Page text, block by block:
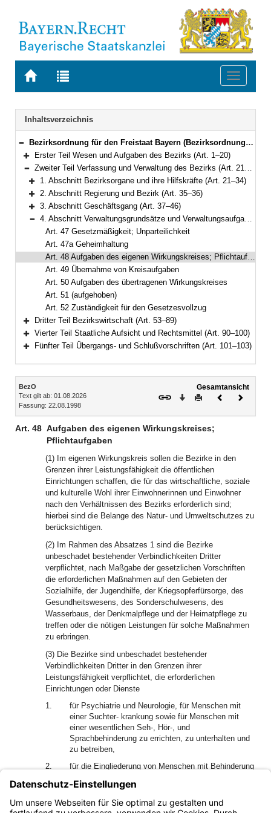
Zur
BAYERN.RECHT
Zur
letzten
Suche
Toggle
Navigation
Inhaltsverzeichnis
Bereich reduzieren
Bezirksordnung für den Freistaat Bayern (Bezirksordnung – BezO) in der Fassung der Bekanntmachung vom 22. August 1998 (GVBl. S. 850) BayRS 2020-4-2-I (Art. 1–103)
Bereich erweitern
Erster Teil Wesen und Aufgaben des Bezirks (Art. 1–20)
Bereich reduzieren
Zweiter Teil Verfassung und Verwaltung des Bezirks (Art. 21–52)
Bereich erweitern
1. Abschnitt Bezirksorgane und ihre Hilfskräfte (Art. 21–34)
Bereich erweitern
2. Abschnitt Regierung und Bezirk (Art. 35–36)
Bereich erweitern
3. Abschnitt Geschäftsgang (Art. 37–46)
Bereich reduzieren
4. Abschnitt Verwaltungsgrundsätze und Verwaltungsaufgaben (Art. 47–52)
Art. 47 Gesetzmäßigkeit; Unparteilichkeit
Art. 47a Geheimhaltung
Art. 48 Aufgaben des eigenen Wirkungskreises; Pflichtaufgaben
Art. 49 Übernahme von Kreisaufgaben
Art. 50 Aufgaben des übertragenen Wirkungskreises
Art. 51 (aufgehoben)
Art. 52 Zuständigkeit für den Gesetzesvollzug
Bereich erweitern
Dritter Teil Bezirkswirtschaft (Art. 53–89)
Bereich erweitern
Vierter Teil Staatliche Aufsicht und Rechtsmittel (Art. 90–100)
Fünfter Teil Übergangs- und Schlußvorschriften (Art. 101–103)
Inhalt
BezO
Text gilt ab: 01.08.2026
Fassung: 22.08.1998
Gesamtansicht
Download
DruckenVorheriges
Art. 48 Aufgaben des eigenen Wirkungskreises;
Pflichtaufgaben
(1) Im eigenen Wirkungskreis sollen die Bezirke in den
Grenzen ihrer Leistungsfähigkeit die öffentlichen
Einrichtungen schaffen, die für das wirtschaftliche, soziale
und kulturelle Wohl ihrer Einwohnerinnen und Einwohner
nach den Verhältnissen des Bezirks erforderlich sind;
hierbei sind die Belange des Natur- und Umweltschutzes zu
berücksichtigen.
(2) Im Rahmen des Absatzes 1 sind die Bezirke
unbeschadet bestehender Verbindlichkeiten Dritter
verpflichtet, nach Maßgabe der gesetzlichen Vorschriften
die erforderlichen Maßnahmen auf den Gebieten der
Sozialhilfe, der Jugendhilfe, der Kriegsopferfürsorge, des
Gesundheitswesens, des Sonderschulwesens, des
Wasserbaus, der Denkmalpflege und der Heimatpflege zu
treffen oder die nötigen Leistungen für solche Maßnahmen
zu erbringen.
(3) Die Bezirke sind unbeschadet bestehender
Verbindlichkeiten Dritter in den Grenzen ihrer
Leistungsfähigkeit verpflichtet, die erforderlichen
Einrichtungen oder Dienste
1.
für Psychiatrie und Neurologie, für Menschen mit
einer Suchter- krankung sowie für Menschen mit
einer wesentlichen Seh-, Hör-, und
Sprachbehinderung zu errichten, zu unterhalten und
zu betreiben,
2.
für die Eingliederung von Menschen mit Behinderung
soweit sie als zentrale Einrichtungen für das
gesamte oder überwiegende Bezirksgebiet geboten
sind und freie Träger hierfür nicht tätig werden.